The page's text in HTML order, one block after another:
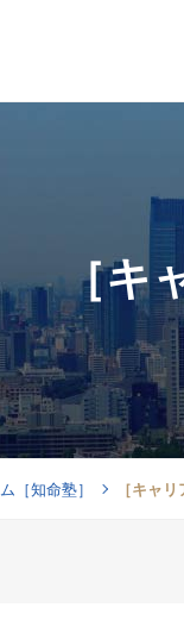
［キ
［知命塾］ ［キャ